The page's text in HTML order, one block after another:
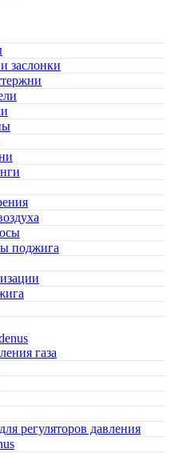
заслонки
поджига
газа
регуляторов давления